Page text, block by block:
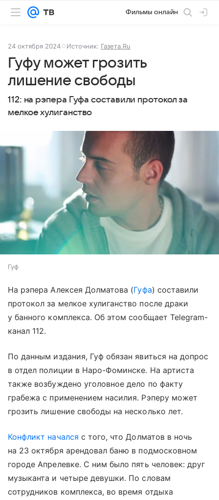
Фильмы онлайн
24 октября 2024 Источник: Газета.Ru
Гуфу может грозить
лишение свободы
112: на рэпера Гуфа составили протокол за
мелкое хулиганство
Гуф
На рэпера Алексея Долматова (Гуфа) составили
протокол за мелкое хулиганство после драки
у банного комплекса. Об этом сообщает Telegram-
канал 112.
По данным издания, Гуф обязан явиться на допрос
в отдел полиции в Наро-Фоминске. На артиста
также возбуждено уголовное дело по факту
грабежа с применением насилия. Рэперу может
грозить лишение свободы на несколько лет.
Конфликт начался с того, что Долматов в ночь
на 23 октября арендовал баню в подмосковном
городе Апрелевке. С ним было пять человек: друг
музыканта и четыре девушки. По словам
сотрудников комплекса, во время отдыха